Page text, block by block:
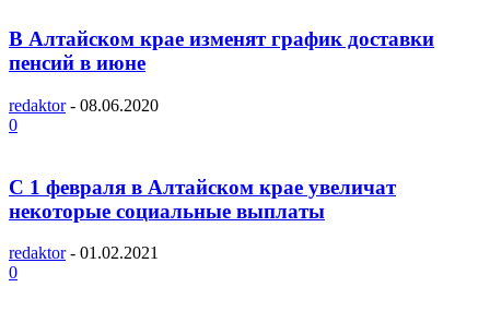
В Алтайском крае изменят график доставки
пенсий в июне
redaktor - 08.06.2020
0
С 1 февраля в Алтайском крае увеличат
некоторые социальные выплаты
redaktor - 01.02.2021
0